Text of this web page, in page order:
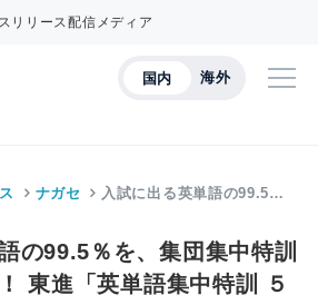
リリース配信メディア
国内 海外
ナガセ 入試に出る英単語の99.5…
の99.5％を、集団集中特訓
東進「英単語集中特訓 ５